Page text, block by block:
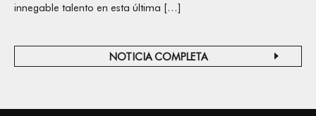
innegable talento en esta última […]
NOTICIA COMPLETA